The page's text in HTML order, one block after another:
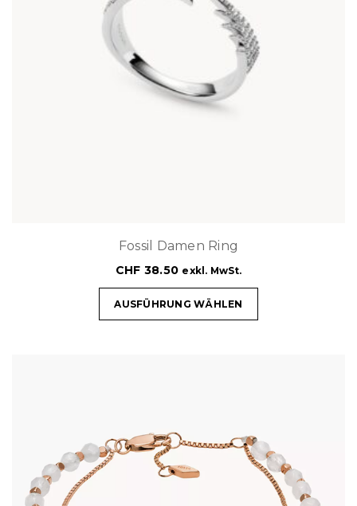
Fossil Damen Ring
CHF 38.50 exkl. MwSt.
AUSFÜHRUNG WÄHLEN